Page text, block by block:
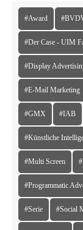
#Award
#Der Case - UIM
#Display
#E-Mail Marketing
#GMX #IAB
#Künstliche
#Multi Screen
#Programmatic
#Serie #Social